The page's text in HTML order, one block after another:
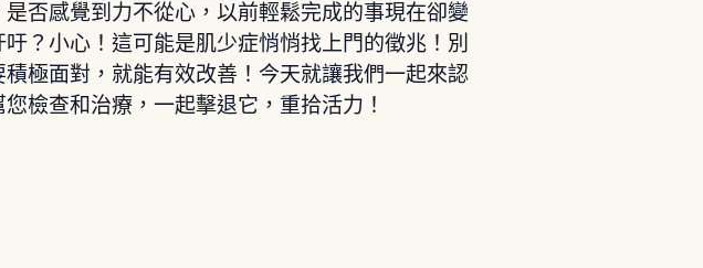
否感覺到力不從心，以前輕鬆完成的事現在卻變
？小心！這可能是肌少症悄悄找上門的徵兆！別
極面對，就能有效改善！今天就讓我們一起來認
檢查和治療，一起擊退它，重拾活力！